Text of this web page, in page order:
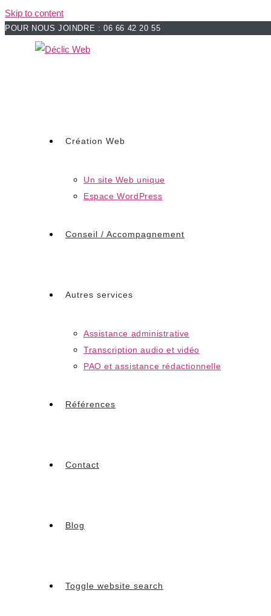
Skip to content
POUR NOUS JOINDRE : 06 66 42 20 55
Création Web
Un site Web unique
Espace WordPress
Conseil / Accompagnement
Autres services
Assistance administrative
Transcription audio et vidéo
PAO et assistance rédactionnelle
Références
Contact
Blog
Toggle website search